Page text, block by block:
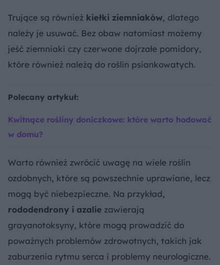
Trujące są również kiełki ziemniaków, dlatego
należy je usuwać. Bez obaw natomiast możemy
jeść ziemniaki czy czerwone dojrzałe pomidory,
które również należą do roślin psiankowatych.
Polecany artykuł:
Kwitnące rośliny doniczkowe: które warto hodować
w domu?
Warto również zwrócić uwagę na wiele roślin
ozdobnych, które są powszechnie uprawiane, lecz
mogą być niebezpieczne. Na przykład,
rododendrony i azalie zawierają
grayanotoksyny, które mogą prowadzić do
poważnych problemów zdrowotnych, takich jak
zaburzenia rytmu serca i problemy neurologiczne.